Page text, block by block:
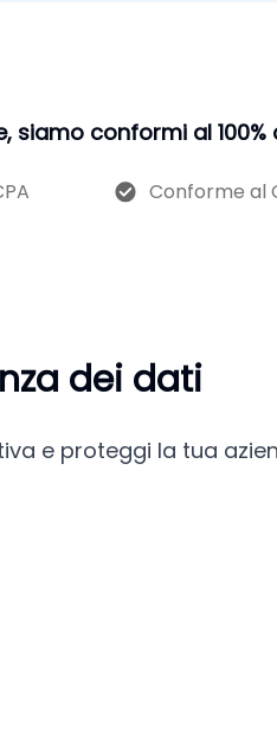
siamo conformi al 100%
Conforme al
dei dati
e proteggi la tua